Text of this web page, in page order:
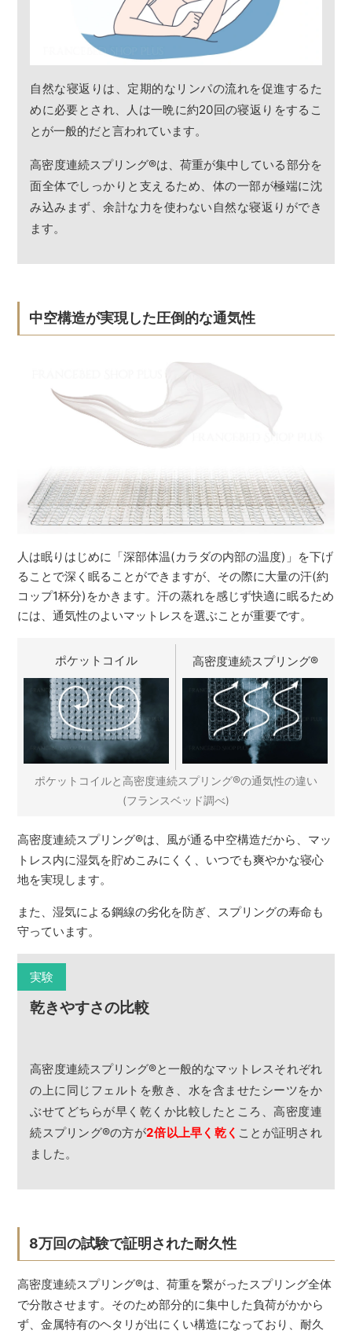
自然な寝返りは、定期的なリンパの流れを促進するた
めに必要とされ、人は一晩に約20回の寝返りをするこ
とが一般的だと言われています。
高密度連続スプリング®は、荷重が集中している部分を
面全体でしっかりと支えるため、体の一部が極端に沈
み込みまず、余計な力を使わない自然な寝返りができ
ます。
中空構造が実現した圧倒的な通気性
人は眠りはじめに「深部体温(カラダの内部の温度)」を下げ
ることで深く眠ることができますが、その際に大量の汗(約
コップ1杯分)をかきます。汗の蒸れを感じず快適に眠るため
には、通気性のよいマットレスを選ぶことが重要です。
ポケットコイル 高密度連続スプリング®
ポケットコイルと高密度連続スプリング®の通気性の違い
(フランスベッド調べ)
高密度連続スプリング®は、風が通る中空構造だから、マッ
トレス内に湿気を貯めこみにくく、いつでも爽やかな寝心
地を実現します。
また、湿気による鋼線の劣化を防ぎ、スプリングの寿命も
守っています。
実験
乾きやすさの比較
高密度連続スプリング®と一般的なマットレスそれぞれ
の上に同じフェルトを敷き、水を含ませたシーツをか
ぶせてどちらが早く乾くか比較したところ、高密度連
続スプリング®の方が2倍以上早く乾く ことが証明され
ました。
8万回の試験で証明された耐久性
高密度連続スプリング®は、荷重を繋がったスプリング全体
で分散させます。そのため部分的に集中した負荷がかから
ず、金属特有のヘタリが出にくい構造になっており、耐久